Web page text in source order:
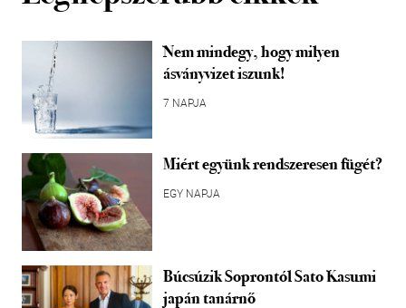
Nem mindegy, hogy milyen
ásványvizet iszunk!
7 NAPJA
Miért együnk rendszeresen fügét?
EGY NAPJA
Búcsúzik Soprontól Sato Kasumi
japán tanárnő